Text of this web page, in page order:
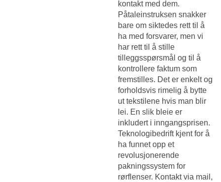
kontakt med dem.
Påtaleinstruksen snakker
bare om siktedes rett til å
ha med forsvarer, men vi
har rett til å stille
tilleggsspørsmål og til å
kontrollere faktum som
fremstilles. Det er enkelt og
forholdsvis rimelig å bytte
ut tekstilene hvis man blir
lei. En slik bleie er
inkludert i inngangsprisen.
Teknologibedrift kjent for å
ha funnet opp et
revolusjonerende
pakningssystem for
rørflenser. Kontakt via mail,